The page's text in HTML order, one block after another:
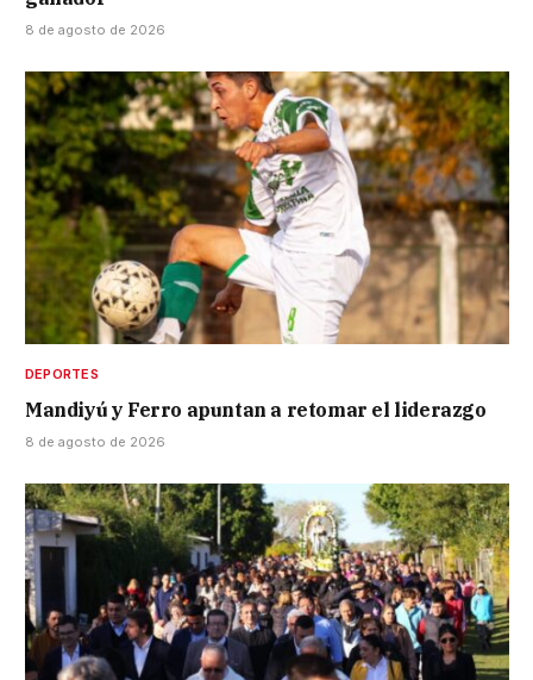
8 de agosto de 2026
DEPORTES
Mandiyú y Ferro apuntan a retomar el liderazgo
8 de agosto de 2026